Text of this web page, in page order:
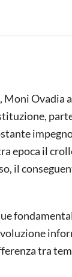
Ovadia
epoca il
il
tra